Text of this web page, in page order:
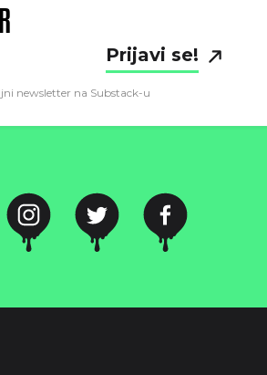
Prijavi se!
newsletter na Substack-u